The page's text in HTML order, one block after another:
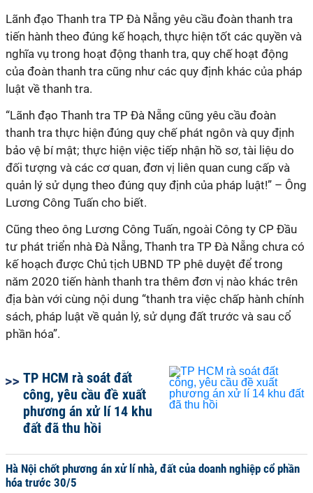
Lãnh đạo Thanh tra TP Đà Nẵng yêu cầu đoàn thanh tra
tiến hành theo đúng kế hoạch, thực hiện tốt các quyền và
nghĩa vụ trong hoạt động thanh tra, quy chế hoạt động
của đoàn thanh tra cũng như các quy định khác của pháp
luật về thanh tra.
“Lãnh đạo Thanh tra TP Đà Nẵng cũng yêu cầu đoàn
thanh tra thực hiện đúng quy chế phát ngôn và quy định
bảo vệ bí mật; thực hiện việc tiếp nhận hồ sơ, tài liệu do
đối tượng và các cơ quan, đơn vị liên quan cung cấp và
quản lý sử dụng theo đúng quy định của pháp luật!” – Ông
Lương Công Tuấn cho biết.
Cũng theo ông Lương Công Tuấn, ngoài Công ty CP Đầu
tư phát triển nhà Đà Nẵng, Thanh tra TP Đà Nẵng chưa có
kế hoạch được Chủ tịch UBND TP phê duyệt để trong
năm 2020 tiến hành thanh tra thêm đơn vị nào khác trên
địa bàn với cùng nội dung “thanh tra việc chấp hành chính
sách, pháp luật về quản lý, sử dụng đất trước và sau cổ
phần hóa”.
TP HCM rà soát đất
công, yêu cầu đề xuất
phương án xử lí 14 khu
đất đã thu hồi
Hà Nội chốt phương án xử lí nhà, đất của doanh nghiệp cổ phần
hóa trước 30/5